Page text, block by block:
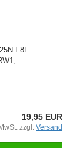
F8L
19,95 EUR
zzgl. Versand